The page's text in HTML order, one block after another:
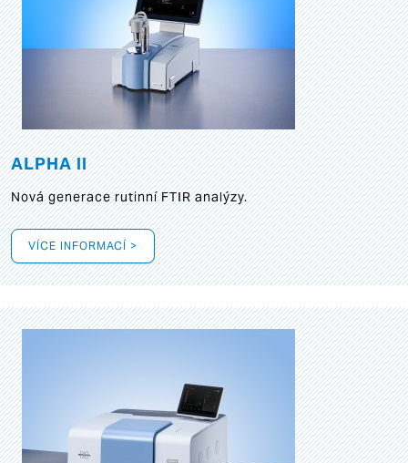
ALPHA II
Nová generace rutinní FTIR analýzy.
VÍCE INFORMACÍ >